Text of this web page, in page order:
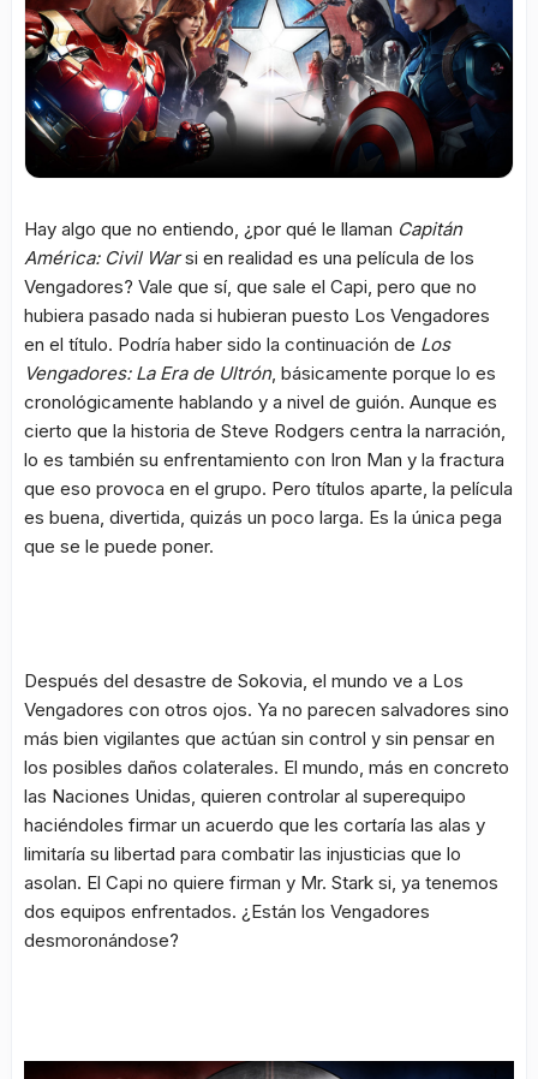
Hay algo que no entiendo, ¿por qué le llaman Capitán
América: Civil Warsi en realidad es una película de los
Vengadores? Vale que sí, que sale el Capi, pero que no
hubiera pasado nada si hubieran puesto Los Vengadores
en el título. Podría haber sido la continuación de Los
Vengadores: La Era de Ultrón, básicamente porque lo es
cronológicamente hablando y a nivel de guión. Aunque es
cierto que la historia de Steve Rodgers centra la narración,
lo es también su enfrentamiento con Iron Man y la fractura
que eso provoca en el grupo. Pero títulos aparte, la película
es buena, divertida, quizás un poco larga. Es la única pega
que se le puede poner.
Después del desastre de Sokovia, el mundo ve a Los
Vengadores con otros ojos. Ya no parecen salvadores sino
más bien vigilantes que actúan sin control y sin pensar en
los posibles daños colaterales. El mundo, más en concreto
las Naciones Unidas, quieren controlar al superequipo
haciéndoles firmar un acuerdo que les cortaría las alas y
limitaría su libertad para combatir las injusticias que lo
asolan. El Capi no quiere firman y Mr. Stark si, ya tenemos
dos equipos enfrentados. ¿Están los Vengadores
desmoronándose?